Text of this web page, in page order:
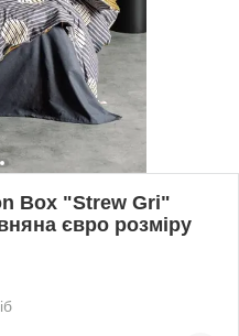
Box "Strew Gri"
євро розміру